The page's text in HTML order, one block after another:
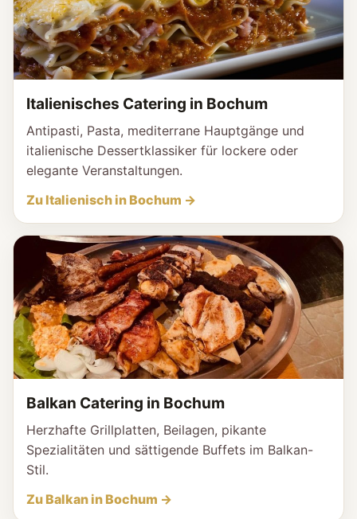
Italienisches Catering in Bochum
Antipasti, Pasta, mediterrane Hauptgänge und
italienische Dessertklassiker für lockere oder
elegante Veranstaltungen.
Zu Italienisch in Bochum →
Balkan Catering in Bochum
Herzhafte Grillplatten, Beilagen, pikante
Spezialitäten und sättigende Buffets im Balkan-
Stil.
Zu Balkan in Bochum →